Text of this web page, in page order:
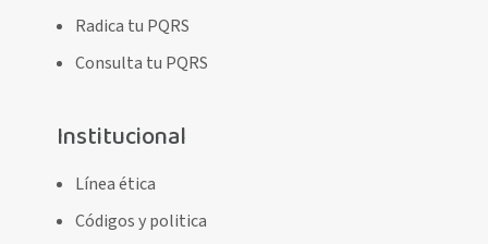
Radica tu PQRS
Consulta tu PQRS
Institucional
Línea ética
Códigos y politica